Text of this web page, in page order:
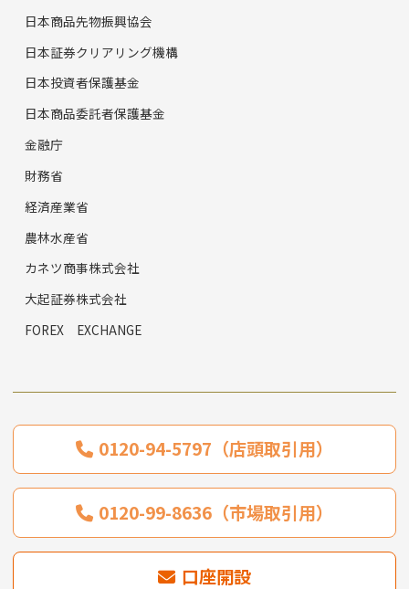
日本商品先物振興協会
日本証券クリアリング機構
日本投資者保護基金
日本商品委託者保護基金
金融庁
財務省
経済産業省
農林水産省
カネツ商事株式会社
大起証券株式会社
FOREX EXCHANGE
0120-94-5797（店頭取引用）
0120-99-8636（市場取引用）
口座開設